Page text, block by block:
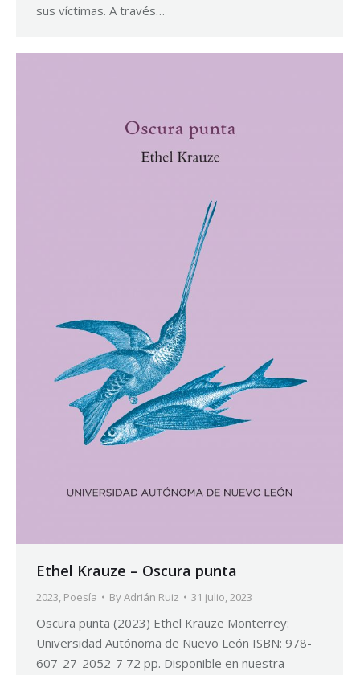
sus víctimas. A través…
Ethel Krauze – Oscura punta
2023, Poesía ByAdrián Ruiz 31 julio, 2023
Oscura punta (2023) Ethel Krauze Monterrey:
Universidad Autónoma de Nuevo León ISBN: 978-
607-27-2052-7 72 pp. Disponible en nuestra